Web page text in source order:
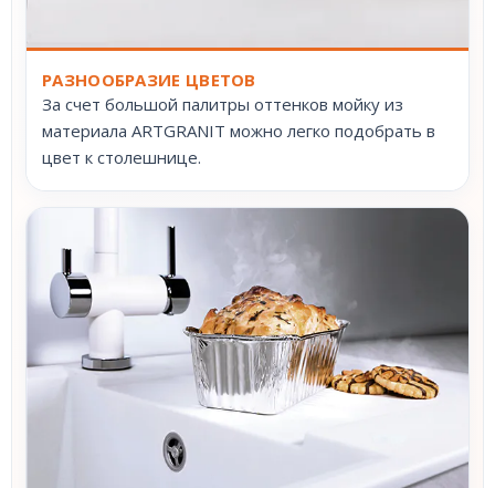
РАЗНООБРАЗИЕ ЦВЕТОВ
За счет большой палитры оттенков мойку из
материала ARTGRANIT можно легко подобрать в
цвет к столешнице.